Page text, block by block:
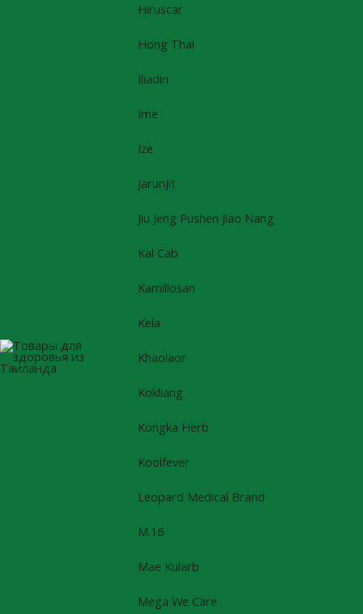
Hiruscar
Hong Thai
Iliadin
Ime
Ize
JarunJit
Jiu Jeng Pushen Jiao Nang
Kal Cab
Kamillosan
Kela
Khaolaor
Kokliang
Kongka Herb
Koolfever
Leopard Medical Brand
M.16
Mae Kularb
Mega We Care